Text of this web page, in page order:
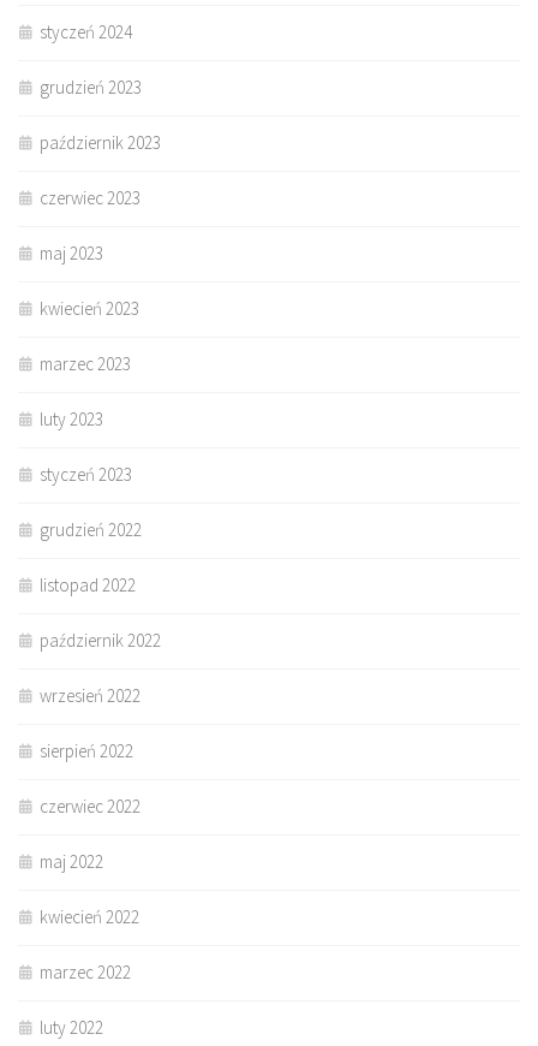
styczeń 2024
grudzień 2023
październik 2023
czerwiec 2023
maj 2023
kwiecień 2023
marzec 2023
luty 2023
styczeń 2023
grudzień 2022
listopad 2022
październik 2022
wrzesień 2022
sierpień 2022
czerwiec 2022
maj 2022
kwiecień 2022
marzec 2022
luty 2022